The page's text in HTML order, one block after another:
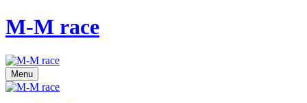
M-M race
Menu